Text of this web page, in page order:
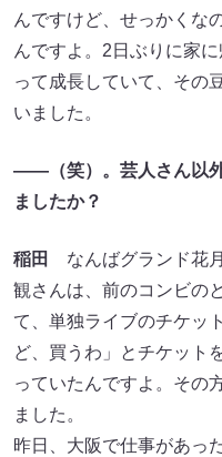
んですけど、せっかくな
んですよ。2日ぶりに家
って成長していて、その
いました。
――（笑）。芸人さん以
ましたか？
稲田
なんばグランド花
観さんは、前のコンビの
て、単独ライブのチケッ
ど、買うわ」とチケット
っていたんですよ。その
ました。
昨日、大阪で仕事があっ